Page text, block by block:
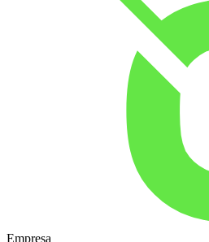
Empresa